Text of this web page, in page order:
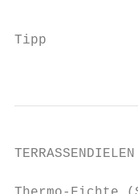
Tipp
TERRASSENDIELEN